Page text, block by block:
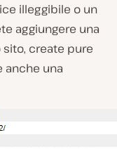
illeggibile o un
aggiungere una
sito, create pure
anche una